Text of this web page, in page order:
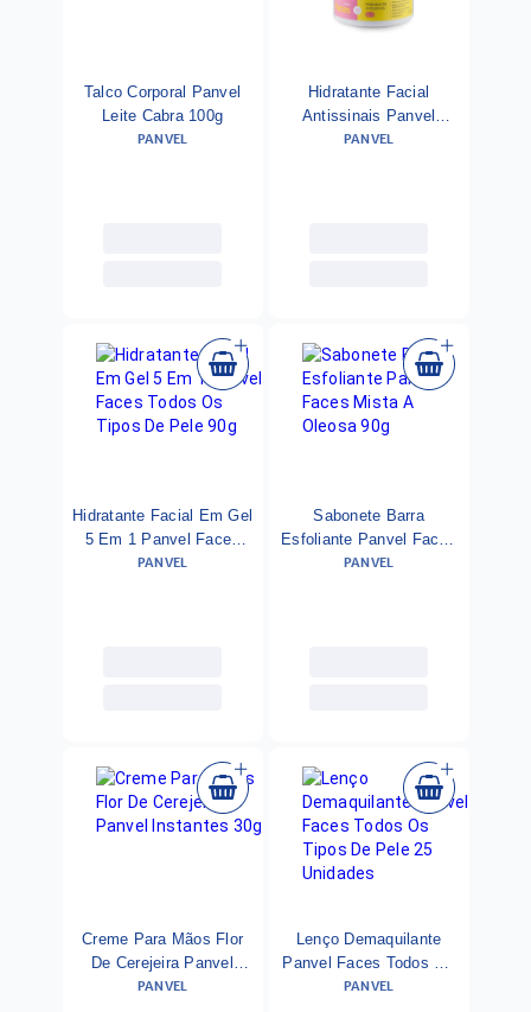
Talco Corporal Panvel
Leite Cabra 100g
PANVEL
Hidratante Facial
Antissinais Panvel
Faces Todos Os Tipos
PANVEL
Hidratante Facial Em Gel
5 Em 1 Panvel Faces
Todos Os Tipos De Pele
PANVEL
Sabonete Barra
Esfoliante Panvel Faces
Mista A Oleosa 90g
PANVEL
Creme Para Mãos Flor
De Cerejeira Panvel
Instantes 30g
PANVEL
Lenço Demaquilante
Panvel Faces Todos Os
Tipos De Pele 25
PANVEL